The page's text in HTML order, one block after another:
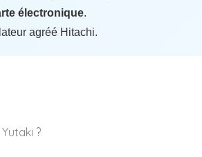
électronique.
agréé Hitachi.
?